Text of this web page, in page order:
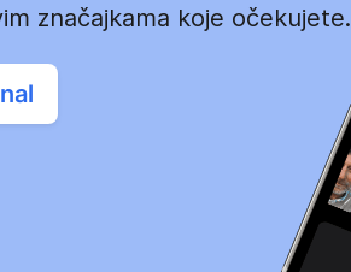
značajkama koje očekujete.